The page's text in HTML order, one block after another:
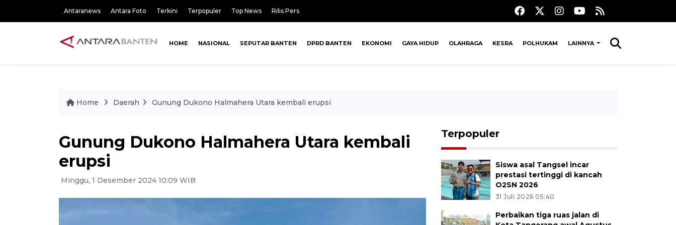
Antaranews Antara Foto Terkini Terpopuler Top News Rilis Pers
HOME NASIONAL SEPUTAR BANTEN DPRD BANTEN EKONOMI GAYA HIDUP OLAHRAGA KESRA POLHUKAM LAINNYA
Home Daerah Gunung Dukono Halmahera Utara kembali erupsi
Gunung Dukono Halmahera Utara kembali
erupsi
Minggu, 1 Desember 2024 10:09 WIB
Terpopuler
Siswa asal Tangsel incar
prestasi tertinggi di kancah
O2SN 2026
31 Juli 2026 05:40
Perbaikan tiga ruas jalan di